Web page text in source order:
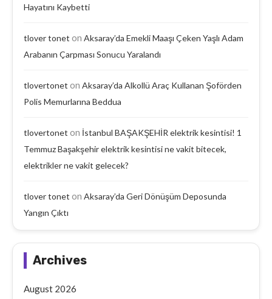
Hayatını Kaybetti
tlover tonet on Aksaray’da Emekli Maaşı Çeken Yaşlı Adam
Arabanın Çarpması Sonucu Yaralandı
tlovertonet on Aksaray’da Alkollü Araç Kullanan Şoförden
Polis Memurlarına Beddua
tlovertonet on İstanbul BAŞAKŞEHİR elektrik kesintisi! 1
Temmuz Başakşehir elektrik kesintisi ne vakit bitecek,
elektrikler ne vakit gelecek?
tlover tonet on Aksaray’da Geri Dönüşüm Deposunda
Yangın Çıktı
Archives
August 2026